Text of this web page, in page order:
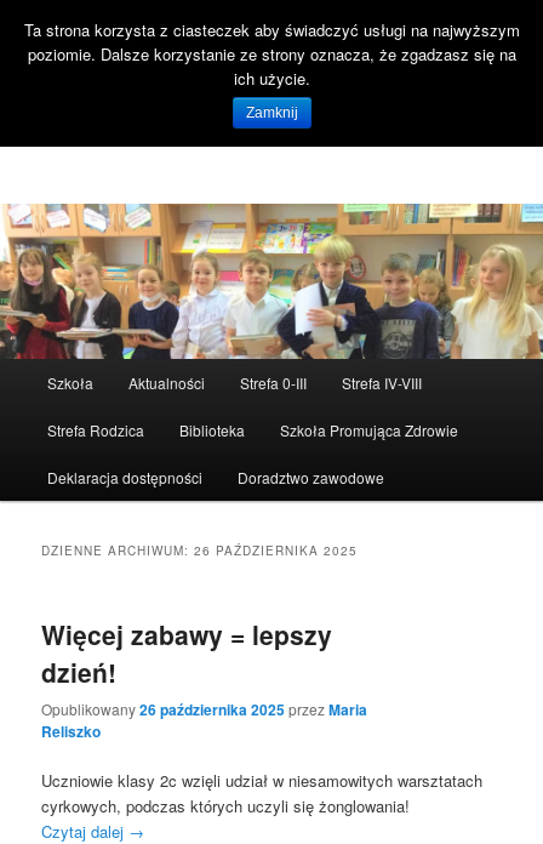
Witaj na stronie SP47 Gdańsk!
Przeskocz
do
tekstu
Przeskocz
do
widgetów
Szkoła Aktualności Strefa 0-III Strefa IV-VIII
Strefa Rodzica Biblioteka Szkoła Promująca Zdrowie
Deklaracja dostępności Doradztwo zawodowe
DZIENNE ARCHIWUM:26 PAŹDZIERNIKA 2025
Więcej zabawy = lepszy
dzień!
Opublikowany26 października 2025przezMaria
Reliszko
Uczniowie klasy 2c wzięli udział w niesamowitych warsztatach
cyrkowych, podczas których uczyli się żonglowania!
Czytaj dalej →
Ta strona korzysta z ciasteczek aby świadczyć usługi na najwyższym
poziomie. Dalsze korzystanie ze strony oznacza, że zgadzasz się na
ich użycie.
Zamknij